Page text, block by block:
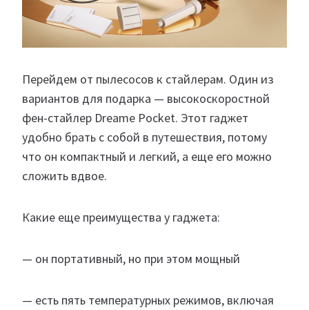
Перейдем от пылесосов к стайлерам. Один из
вариантов для подарка — высокоскоростной
фен-стайлер Dreame Pocket. Этот гаджет
удобно брать с собой в путешествия, потому
что он компактный и легкий, а еще его можно
сложить вдвое.
Какие еще преимущества у гаджета:
— он портативный, но при этом мощный
— есть пять температурных режимов, включая